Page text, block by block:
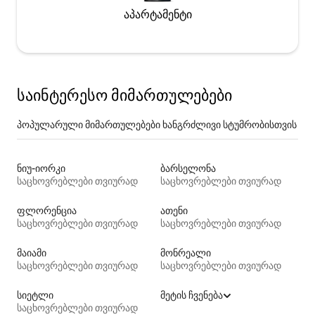
აპარტამენტი
საინტერესო მიმართულებები
პოპულარული მიმართულებები ხანგრძლივი სტუმრობისთვის
ნიუ-იორკი
საცხოვრებლები თვიურად
ბარსელონა
საცხოვრებლები თვიურად
ფლორენცია
საცხოვრებლები თვიურად
ათენი
საცხოვრებლები თვიურად
მაიამი
საცხოვრებლები თვიურად
მონრეალი
საცხოვრებლები თვიურად
სიეტლი
საცხოვრებლები თვიურად
მეტის ჩვენება